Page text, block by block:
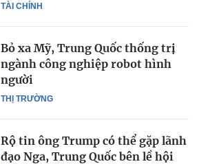
TÀI CHÍNH
THỊ TRƯỜNG
Bỏ xa Mỹ, Trung Quốc thống trị
ngành công nghiệp robot hình
người
Rộ tin ông Trump có thể gặp lãnh
đạo Nga, Trung Quốc bên lề hội